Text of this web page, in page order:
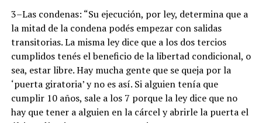
3–Las condenas: “Su ejecución, por ley, determina que a
la mitad de la condena podés empezar con salidas
transitorias. La misma ley dice que a los dos tercios
cumplidos tenés el beneficio de la libertad condicional, o
sea, estar libre. Hay mucha gente que se queja por la
‘puerta giratoria’ y no es así. Si alguien tenía que
cumplir 10 años, sale a los 7 porque la ley dice que no
hay que tener a alguien en la cárcel y abrirle la puerta el